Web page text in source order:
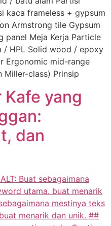
kaca frameless + gypsum
Armstrong tile Gypsum
panel Meja Kerja Particle
/ HPL Solid wood / epoxy
Ergonomic mid-range
Miller-class) Prinsip
yang
dan